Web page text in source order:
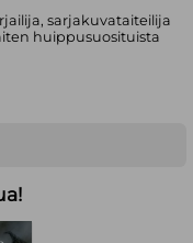
sarjakuvataiteilija
huippusuosituista